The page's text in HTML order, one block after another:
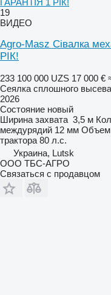
ГАРАНТІЯ 1 РІК!
19
ВИДЕО
Agro-Masz Сівалка
РІК!
233 100 000 UZS 17 000 €
Сеялка сплошного
2026
Состояние новый
Ширина захвата 3,5 м
междурядий 12 мм Объем
трактора 80 л.с.
Украина, Lutsk
ООО ТБС-АГРО
Связаться с продавцом